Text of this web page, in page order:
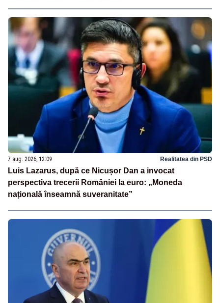
7 aug. 2026, 12:09 Realitatea din PSD
Luis Lazarus, după ce Nicușor Dan a invocat
perspectiva trecerii României la euro: „Moneda
națională înseamnă suveranitate”